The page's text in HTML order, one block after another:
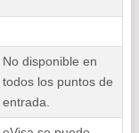
No disponible en
todos los puntos de
entrada.